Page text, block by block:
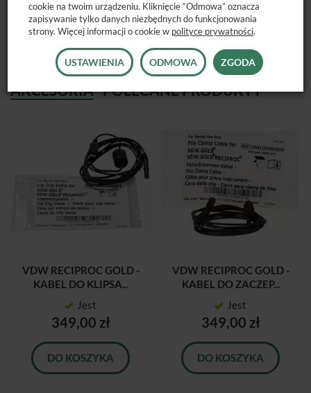
Nr katalogowy: V04 1107 000 510
AKCESORIA POLECANE PRODUKTY
VDW RECIPROC GOLD -
KABEL DO KLIPSA...
Jest
349,00 zł
DO KOSZYKA
VDW RECIPROC GOLD -
KABEL DO ZACZEP...
Jest
349,00 zł
DO KOSZYKA
cookie na twoim urządzeniu. Kliknięcie “Odmowa” oznacza
zapisywanie tylko danych niezbędnych do funkcjonowania
strony. Więcej informacji o cookie w polityce prywatności.
USTAWIENIA ODMOWA ZGODA